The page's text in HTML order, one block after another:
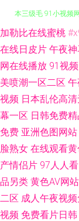
99热在线66 国产三
本三级毛 91小视频
aV电影院 国产av
www视频五区 五
线下载 欧美黄色网
美色日韩 国产色片
堂网wwwaa 91在线
加勒比在线蜜桃
在线日皮片 午夜
网在线播放 91视
美喷潮一区二区
视频 日本乱伦高
幕一区 日韩免费
免费 亚洲色图网站
脸熟女 在线观看黄
产情侣片 97人人看
品另类 黄色AV网
二区 成人午夜视
视频 免费看片日韩